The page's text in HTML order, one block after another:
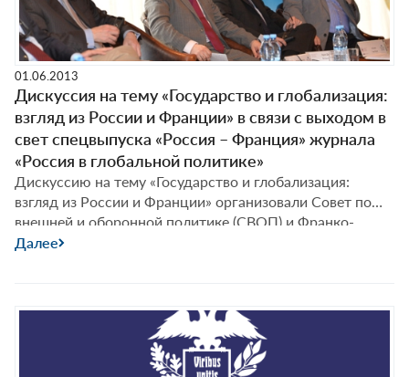
01.06.2013
Дискуссия на тему «Государство и глобализация:
взгляд из России и Франции» в связи с выходом в
свет спецвыпуска «Россия – Франция» журнала
«Россия в глобальной политике»
Дискуссию на тему «Государство и глобализация:
взгляд из России и Франции» организовали Совет по
внешней и оборонной политике (СВОП) и Франко-
российский аналитический центр Обсерво в связи с
Далее